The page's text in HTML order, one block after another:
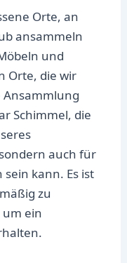
Orte, an
ansammeln
und
Orte, die wir
Ansammlung
Schimmel, die
auch für
kann. Es ist
zu
ein